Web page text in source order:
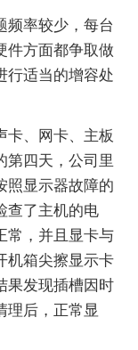
频率较少，每台
件方面都争取做
行适当的增容处
卡、网卡、主板
第四天，公司里
照显示器故障的
查了主机的电
常，并且显卡与
机箱尖擦显示卡
果发现插槽因时
理后，正常显